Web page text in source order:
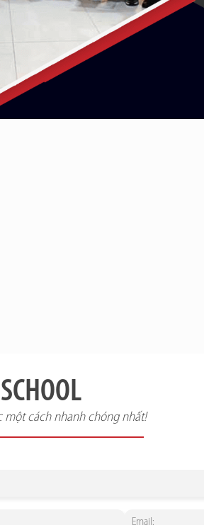
một cách nhanh chóng nhất!